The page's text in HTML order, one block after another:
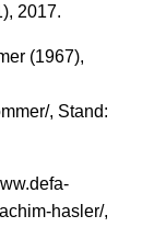
2017.
(1967),
, Stand:
hasler/,